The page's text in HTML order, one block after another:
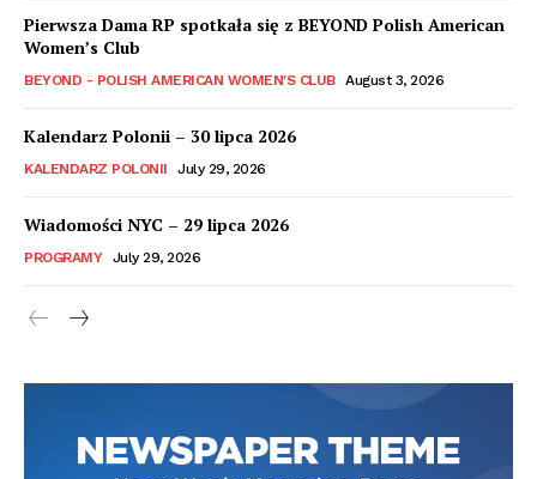
Pierwsza Dama RP spotkała się z BEYOND Polish American
Women’s Club
BEYOND - POLISH AMERICAN WOMEN'S CLUB August 3, 2026
Kalendarz Polonii – 30 lipca 2026
KALENDARZ POLONII July 29, 2026
Wiadomości NYC – 29 lipca 2026
PROGRAMY July 29, 2026